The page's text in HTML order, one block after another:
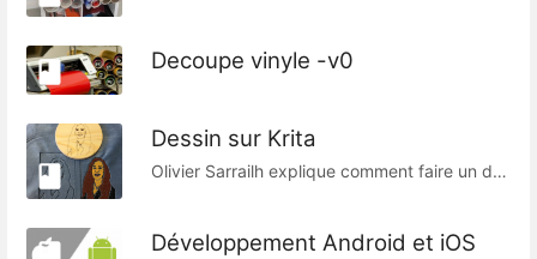
Decoupe vinyle -v0
Dessin sur Krita
Olivier Sarrailh explique comment faire un dessin vectoriel avec le logiciel de dessin Krita… la base pour créer des personnages de votre future BD. Ou d’autres utilisations...
Développement Android et iOS